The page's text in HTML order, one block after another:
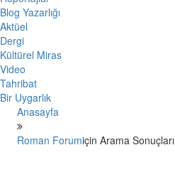
Blog Yazarlığı
Aktüel
Dergi
Kültürel Miras
Video
Tahribat
Bir Uygarlık
Anasayfa
Roman Forumiçin Arama Sonuçları